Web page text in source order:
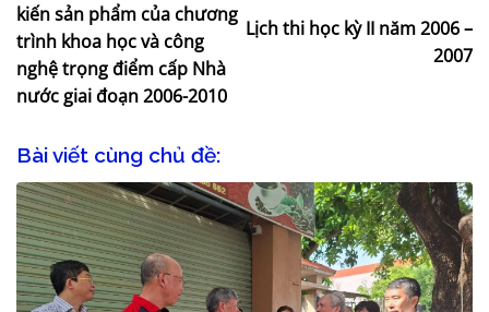
kiến sản phẩm của chương
trình khoa học và công
nghệ trọng điểm cấp Nhà
nước giai đoạn 2006-2010
Lịch thi học kỳ II năm 2006 –
2007
Bài viết cùng chủ đề: